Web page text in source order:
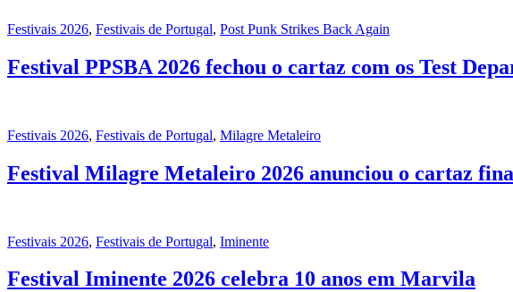
Festivais 2026, Festivais de Portugal, Post Punk Strikes Back Again
Festival PPSBA 2026 fechou o cartaz com os Test
Festivais 2026, Festivais de Portugal, Milagre Metaleiro
Festival Milagre Metaleiro 2026 anunciou o cartaz
Festivais 2026, Festivais de Portugal, Iminente
Festival Iminente 2026 celebra 10 anos em Marvila